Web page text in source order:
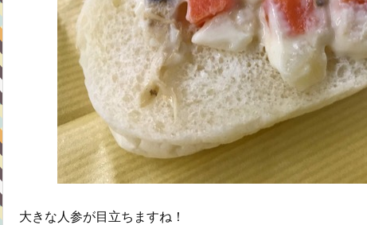
大きな人参が目立ちますね！